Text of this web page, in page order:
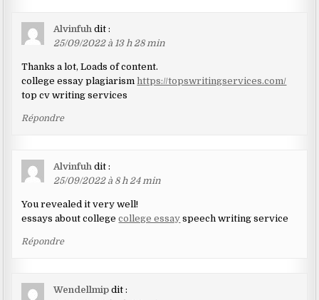
Alvinfuh dit :
25/09/2022 à 13 h 28 min
Thanks a lot, Loads of content.
college essay plagiarism https://topswritingservices.com/
top cv writing services
Répondre
Alvinfuh dit :
25/09/2022 à 8 h 24 min
You revealed it very well!
essays about collegecollege essay speech writing service
Répondre
Wendellmip dit :